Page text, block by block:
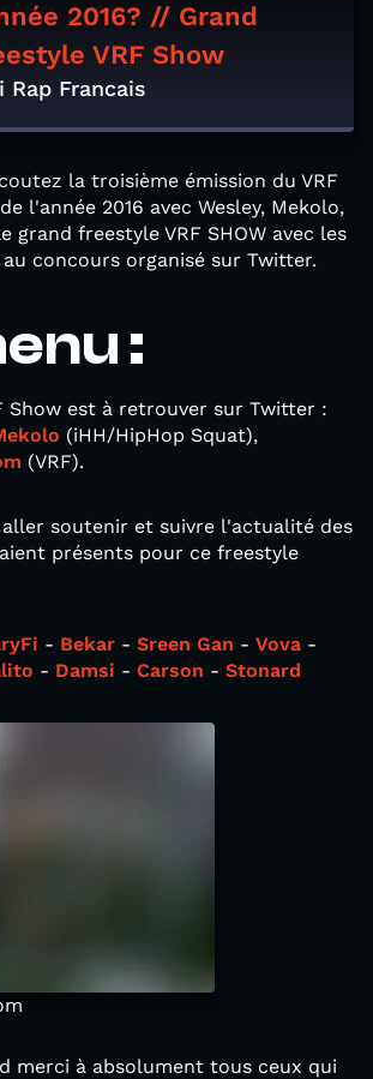
2016? // Grand
VRF Show
Rap Francais
la troisième émission du VRF
l'année 2016 avec Wesley, Mekolo,
grand freestyle VRF SHOW avec les
concours organisé sur Twitter.
:
Show est à retrouver sur Twitter :
(iHH/HipHop Squat),
(VRF).
aller soutenir et suivre l'actualité des
présents pour ce freestyle
- Bekar - Sreen Gan - Vova -
- Damsi - Carson - Stonard
merci à absolument tous ceux qui